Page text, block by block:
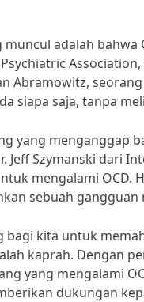
adalah
Abramowitz,
siapa saja, tanpa
yang menganggap
Jeff Szymanski dari
mengalami OCD.
sebuah
bagi kita untuk
kaprah. Dengan
yang mengalami
dukungan